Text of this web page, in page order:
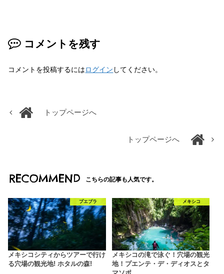
コメントを残す
コメントを投稿するにはログイン してください。
トップページへ
トップページへ
RECOMMEND こちらの記事も人気です。
プエブラ
メキシコシティからツアーで行け
る穴場の観光地! ホタルの森!
メキシコ
メキシコの滝で泳ぐ！穴場の観光
地！プエンテ・デ・ディオスとタ